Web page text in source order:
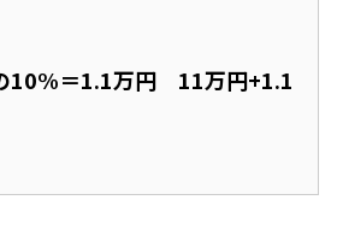
10%＝1.1万円 11万円+1.1